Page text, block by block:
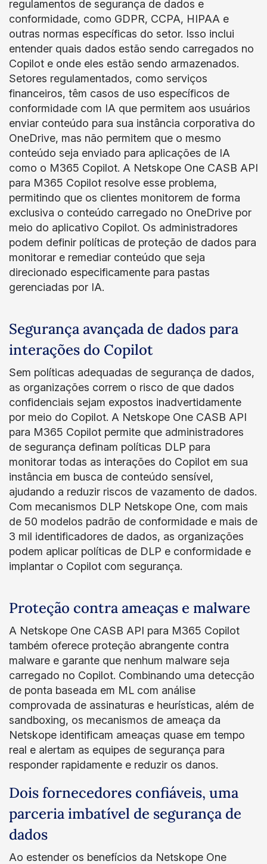
regulamentos de segurança de dados e
conformidade, como GDPR, CCPA, HIPAA e
outras normas específicas do setor. Isso inclui
entender quais dados estão sendo carregados no
Copilot e onde eles estão sendo armazenados.
Setores regulamentados, como serviços
financeiros, têm casos de uso específicos de
conformidade com IA que permitem aos usuários
enviar conteúdo para sua instância corporativa do
OneDrive, mas não permitem que o mesmo
conteúdo seja enviado para aplicações de IA
como o M365 Copilot. A Netskope One CASB API
para M365 Copilot resolve esse problema,
permitindo que os clientes monitorem de forma
exclusiva o conteúdo carregado no OneDrive por
meio do aplicativo Copilot. Os administradores
podem definir políticas de proteção de dados para
monitorar e remediar conteúdo que seja
direcionado especificamente para pastas
gerenciadas por IA.
Segurança avançada de dados para
interações do Copilot
Sem políticas adequadas de segurança de dados,
as organizações correm o risco de que dados
confidenciais sejam expostos inadvertidamente
por meio do Copilot. A Netskope One CASB API
para M365 Copilot permite que administradores
de segurança definam políticas DLP para
monitorar todas as interações do Copilot em sua
instância em busca de conteúdo sensível,
ajudando a reduzir riscos de vazamento de dados.
Com mecanismos DLP Netskope One, com mais
de 50 modelos padrão de conformidade e mais de
3 mil identificadores de dados, as organizações
podem aplicar políticas de DLP e conformidade e
implantar o Copilot com segurança.
Proteção contra ameaças e malware
A Netskope One CASB API para M365 Copilot
também oferece proteção abrangente contra
malware e garante que nenhum malware seja
carregado no Copilot. Combinando uma detecção
de ponta baseada em ML com análise
comprovada de assinaturas e heurísticas, além de
sandboxing, os mecanismos de ameaça da
Netskope identificam ameaças quase em tempo
real e alertam as equipes de segurança para
responder rapidamente e reduzir os danos.
Dois fornecedores confiáveis, uma
parceria imbatível de segurança de
dados
Ao estender os benefícios da Netskope One